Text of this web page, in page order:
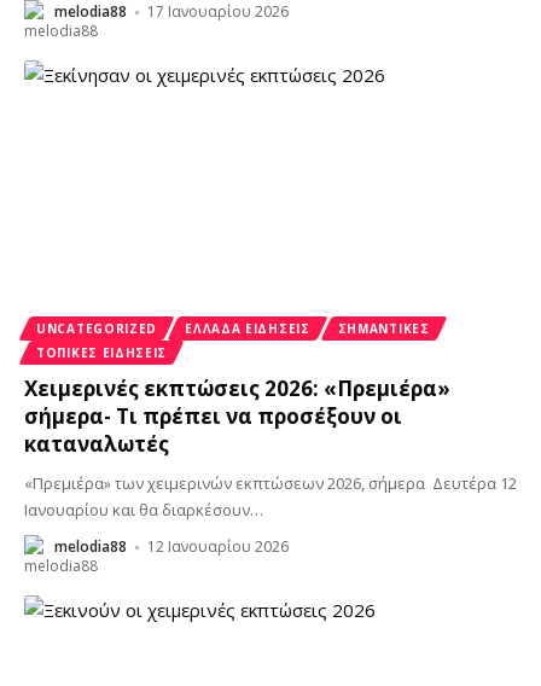
melodia88 17 Ιανουαρίου 2026
UNCATEGORIZED ΕΛΛΆΔΑ ΕΙΔΉΣΕΙΣ
ΣΗΜΑΝΤΙΚΈΣ
ΤΟΠΙΚΈΣ ΕΙΔΉΣΕΙΣ
Χειμερινές εκπτώσεις 2026: «Πρεμιέρα»
σήμερα- Τι πρέπει να προσέξουν οι
καταναλωτές
«Πρεμιέρα» των χειμερινών εκπτώσεων 2026, σήμερα Δευτέρα 12
Ιανουαρίου και θα διαρκέσουν…
melodia88 12 Ιανουαρίου 2026